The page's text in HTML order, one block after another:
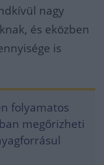
nagy
és eközben
is
folyamatos
megőrizheti